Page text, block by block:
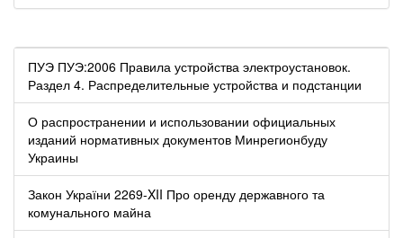
ПУЭ ПУЭ:2006 Правила устройства электроустановок.
Раздел 4. Распределительные устройства и подстанции
О распространении и использовании официальных
изданий нормативных документов Минрегионбуду
Украины
Закон України 2269-XII Про оренду державного та
комунального майна